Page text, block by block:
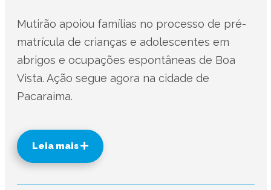
Mutirão apoiou famílias no processo de pré-
matrícula de crianças e adolescentes em
abrigos e ocupações espontâneas de Boa
Vista. Ação segue agora na cidade de
Pacaraima.
Leia mais